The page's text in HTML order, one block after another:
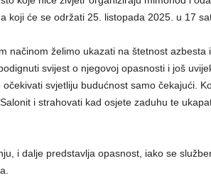
koji će se održati 25. listopada 2025. u 17
načinom želimo ukazati na štetnost
svijest o njegovoj opasnosti i još
svjetliju budućnost samo čekajući.
i strahovati kad osjete zaduhu te
i dalje predstavlja opasnost, iako se